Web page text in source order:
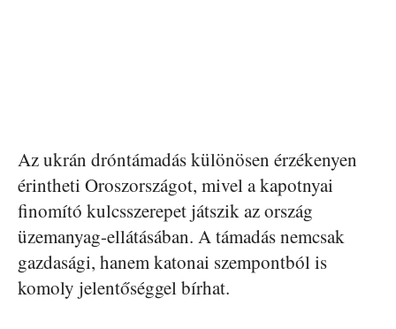
Az ukrán dróntámadás különösen érzékenyen
érintheti Oroszországot, mivel a kapotnyai
finomító kulcsszerepet játszik az ország
üzemanyag-ellátásában. A támadás nemcsak
gazdasági, hanem katonai szempontból is
komoly jelentőséggel bírhat.